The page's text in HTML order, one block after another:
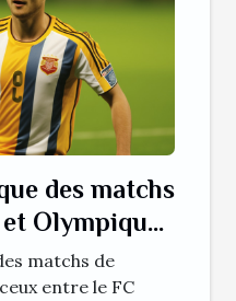
des matchs
Olympique
matchs de
entre le FC